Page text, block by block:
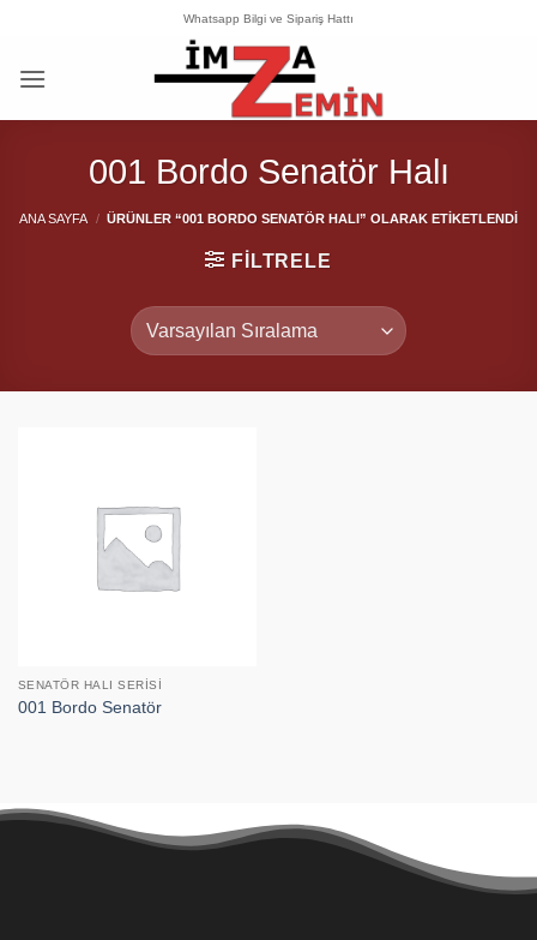
Whatsapp Bilgi ve Sipariş Hattı
001 Bordo Senatör Halı
ANA SAYFA / ÜRÜNLER “001 BORDO SENATÖR HALI” OLARAK ETIKETLENDI
FILTRELE
SENATÖR HALI SERISI
001 Bordo Senatör